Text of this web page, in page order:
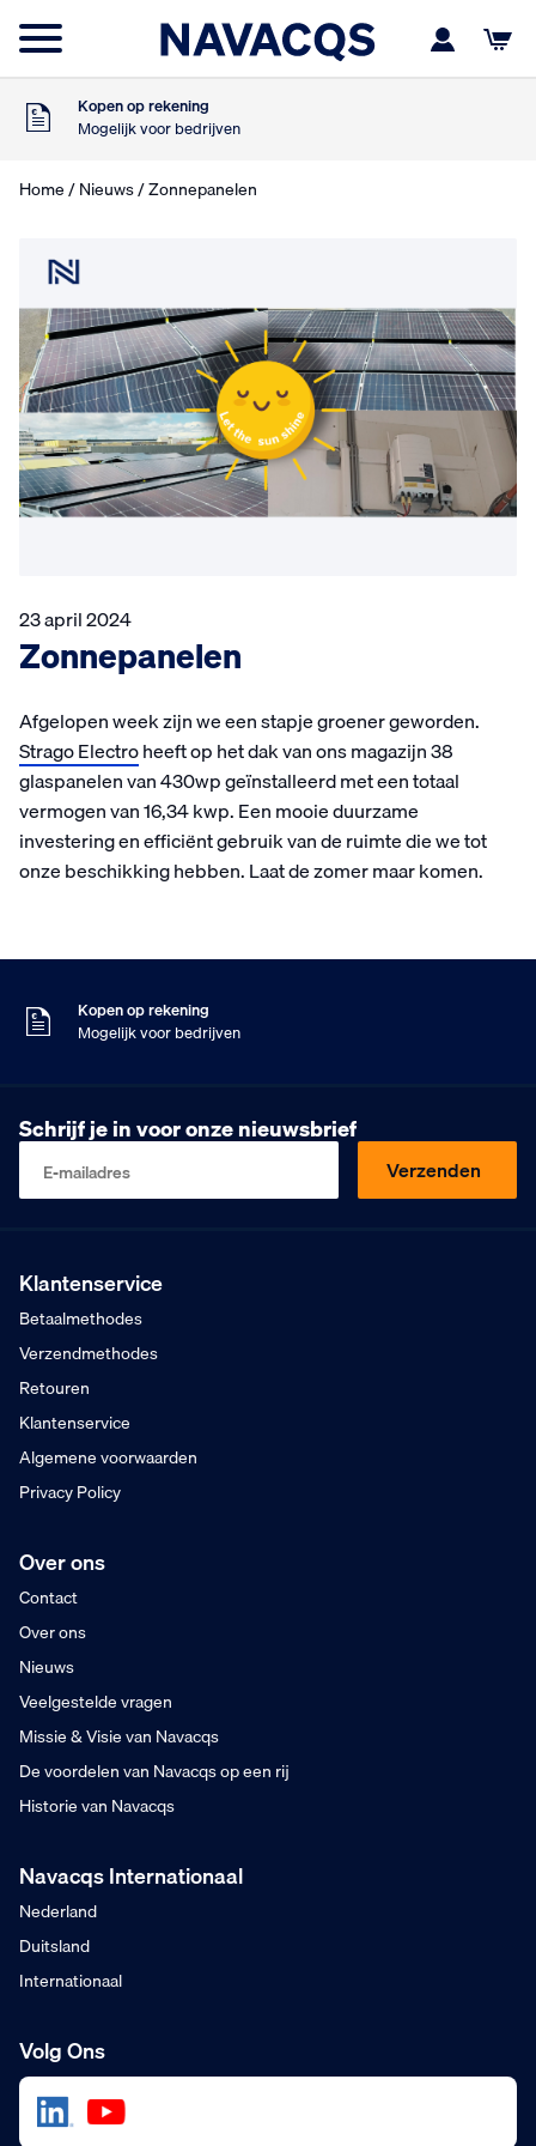
Dinsdag in huis
9
Klanten geven ons
Op basis van 453 beoordelingen
Kopen op rekening
Mogelijk voor bedrijven
Zaterdag besteld
,5
Mogelijk voor bedrijven
Gratis verzending
Vanaf €75,- excl. BTW
Zaterdag besteld
Dinsdag in huis
Home/Nieuws/ Zonnepanelen
23 april 2024
Zonnepanelen
Afgelopen week zijn we een stapje groener geworden.
Strago Electroheeft op het dak van ons magazijn 38
glaspanelen van 430wp geïnstalleerd met een totaal
vermogen van 16,34 kwp. Een mooie duurzame
investering en efficiënt gebruik van de ruimte die we tot
onze beschikking hebben. Laat de zomer maar komen.
9
Klanten geven ons
Kopen op rekening
Mogelijk voor bedrijven
Dinsdag in huis
,5
Op basis van 453 beoordelingen
Kopen op rekening
Vanaf €75,- excl. BTW
Zaterdag besteld
Dinsdag in huis
Schrijf je in voor onze nieuwsbrief
E-mailadres Verzenden
Klantenservice
Betaalmethodes
Verzendmethodes
Retouren
Klantenservice
Algemene voorwaarden
Privacy Policy
Over ons
Contact
Over ons
Nieuws
Veelgestelde vragen
Missie & Visie van Navacqs
De voordelen van Navacqs op een rij
Historie van Navacqs
Navacqs Internationaal
Nederland
Duitsland
Internationaal
Volg Ons